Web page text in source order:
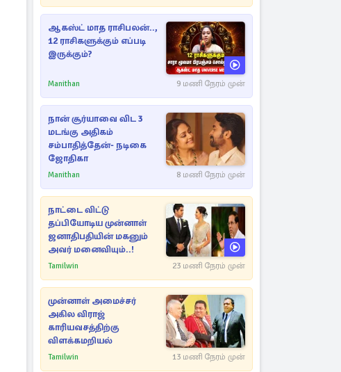
ஆகஸ்ட் மாத ராசிபலன்..,
12 ராசிகளுக்கும் எப்படி
இருக்கும்?
Manithan 9 மணி நேரம் முன்
நான் சூர்யாவை விட 3
மடங்கு அதிகம்
சம்பாதித்தேன்- நடிகை
ஜோதிகா
Manithan 8 மணி நேரம் முன்
நாட்டை விட்டு
தப்பியோடிய முன்னாள்
ஜனாதிபதியின் மகனும்
அவர் மனைவியும்..!
Tamilwin 23 மணி நேரம் முன்
முன்னாள் அமைச்சர்
அகில விராஜ்
காரியவசத்திற்கு
விளக்கமறியல்
Tamilwin 13 மணி நேரம் முன்